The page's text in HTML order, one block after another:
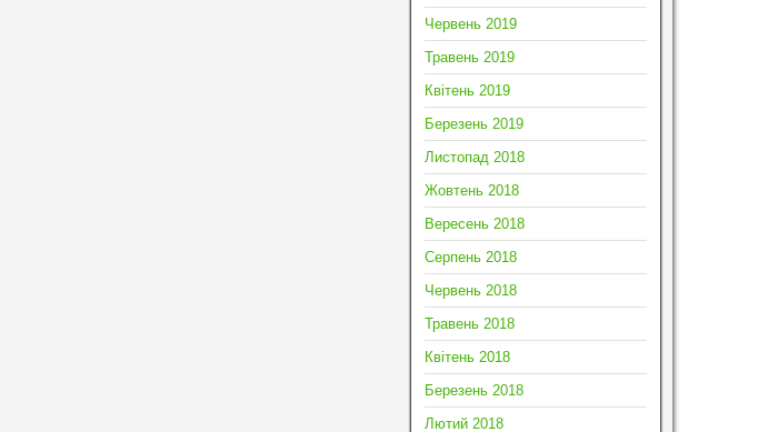
Червень 2019
Травень 2019
Квітень 2019
Березень 2019
Листопад 2018
Жовтень 2018
Вересень 2018
Серпень 2018
Червень 2018
Травень 2018
Квітень 2018
Березень 2018
Лютий 2018